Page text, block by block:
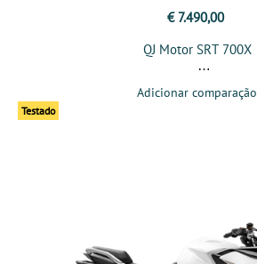
€ 7.490,00
QJ Motor SRT 700X
Adicionar comparação
Testado